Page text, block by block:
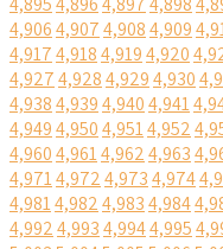
4,9064,9074,9084,909
4,9174,9184,9194,920
4,9274,9284,9294,930
4,9384,9394,9404,941
4,9494,9504,9514,952
4,9604,9614,9624,963
4,9714,9724,9734,974
4,9814,9824,9834,984
4,9924,9934,9944,995